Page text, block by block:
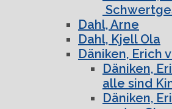
Dahl, Arne
Dahl, Kjell Ola
Däniken, Erich
Däniken,
alle sind
Däniken,